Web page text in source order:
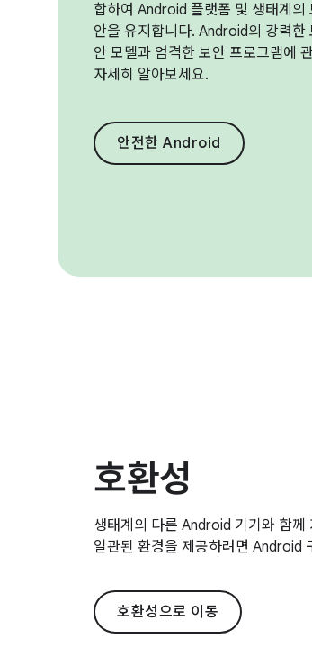
합하여 Android 플랫폼 및 생태계의
안을 유지합니다. Android의 강력한
안 모델과 엄격한 보안 프로그램에
자세히 알아보세요.
안전한 Android
호환성
생태계의 다른 Android 기기와 함께
일관된 환경을 제공하려면 Android
호환성으로 이동